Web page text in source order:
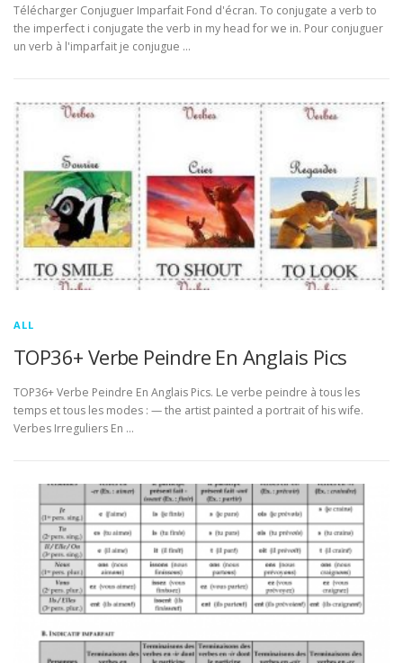
Télécharger Conjuguer Imparfait Fond d'écran. To conjugate a verb to
the imperfect i conjugate the verb in my head for we in. Pour conjuguer
un verb à l'imparfait je conjugue …
ALL
TOP36+ Verbe Peindre En Anglais Pics
TOP36+ Verbe Peindre En Anglais Pics. Le verbe peindre à tous les
temps et tous les modes : — the artist painted a portrait of his wife.
Verbes Irreguliers En …